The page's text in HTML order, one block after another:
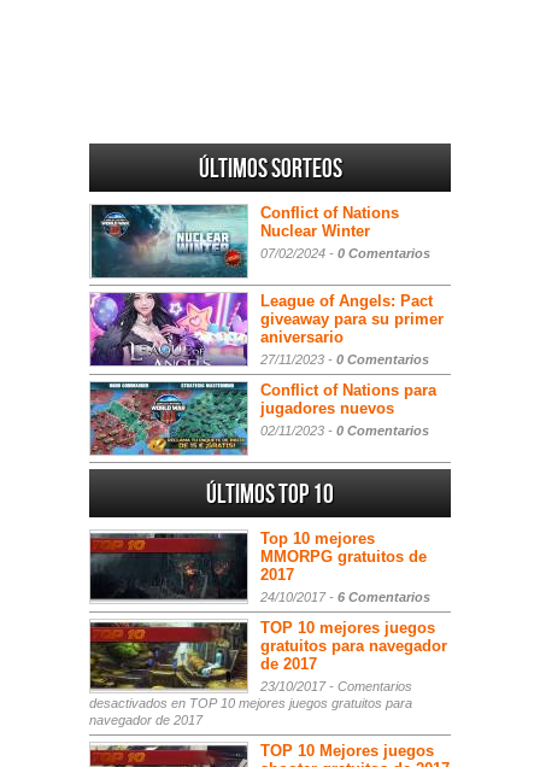
Últimos sorteos
Conflict of Nations
Nuclear Winter
07/02/2024 - 0 Comentarios
League of Angels: Pact
giveaway para su primer
aniversario
27/11/2023 - 0 Comentarios
Conflict of Nations para
jugadores nuevos
02/11/2023 - 0 Comentarios
Últimos Top 10
Top 10 mejores
MMORPG gratuitos de
2017
24/10/2017 - 6 Comentarios
TOP 10 mejores juegos
gratuitos para navegador
de 2017
23/10/2017 - Comentarios
desactivados en TOP 10 mejores juegos gratuitos para
navegador de 2017
TOP 10 Mejores juegos